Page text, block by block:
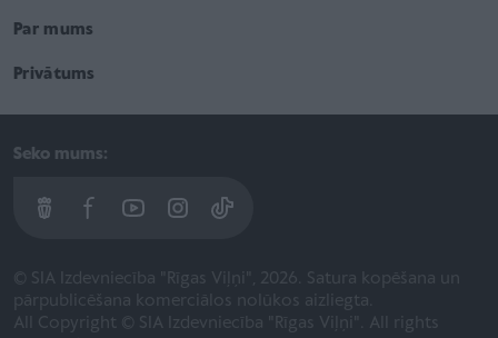
Par mums
Privātums
Seko mums:
© SIA Izdevniecība "Rīgas Viļņi", 2026. Satura kopēšana un
pārpublicēšana komerciālos nolūkos aizliegta.
All Copyright © SIA Izdevniecība "Rīgas Viļņi". All rights